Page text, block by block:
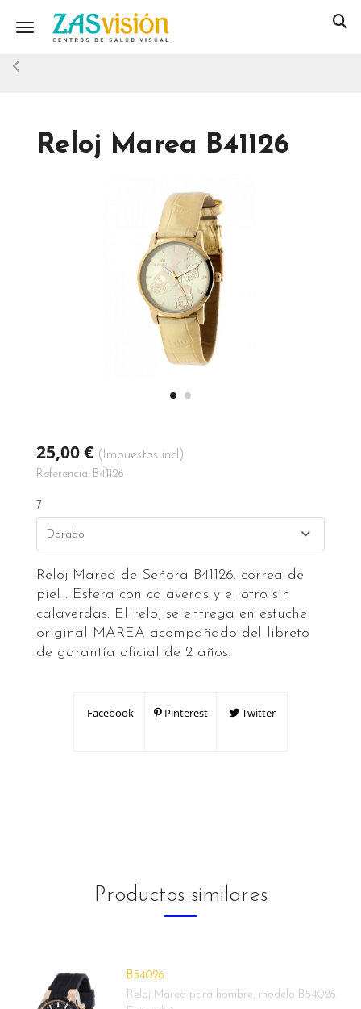
Toggle navigation
Reloj Marea B41126
25,00 € (Impuestos incl)
Referencia: B41126
7
Reloj Marea de Señora B41126. correa de
piel . Esfera con calaveras y el otro sin
calaverdas. El reloj se entrega en estuche
original MAREA acompañado del libreto
de garantía oficial de 2 años.
Facebook Pinterest Twitter
Productos similares
B54026
Reloj Marea para hombre, modelo B54026.